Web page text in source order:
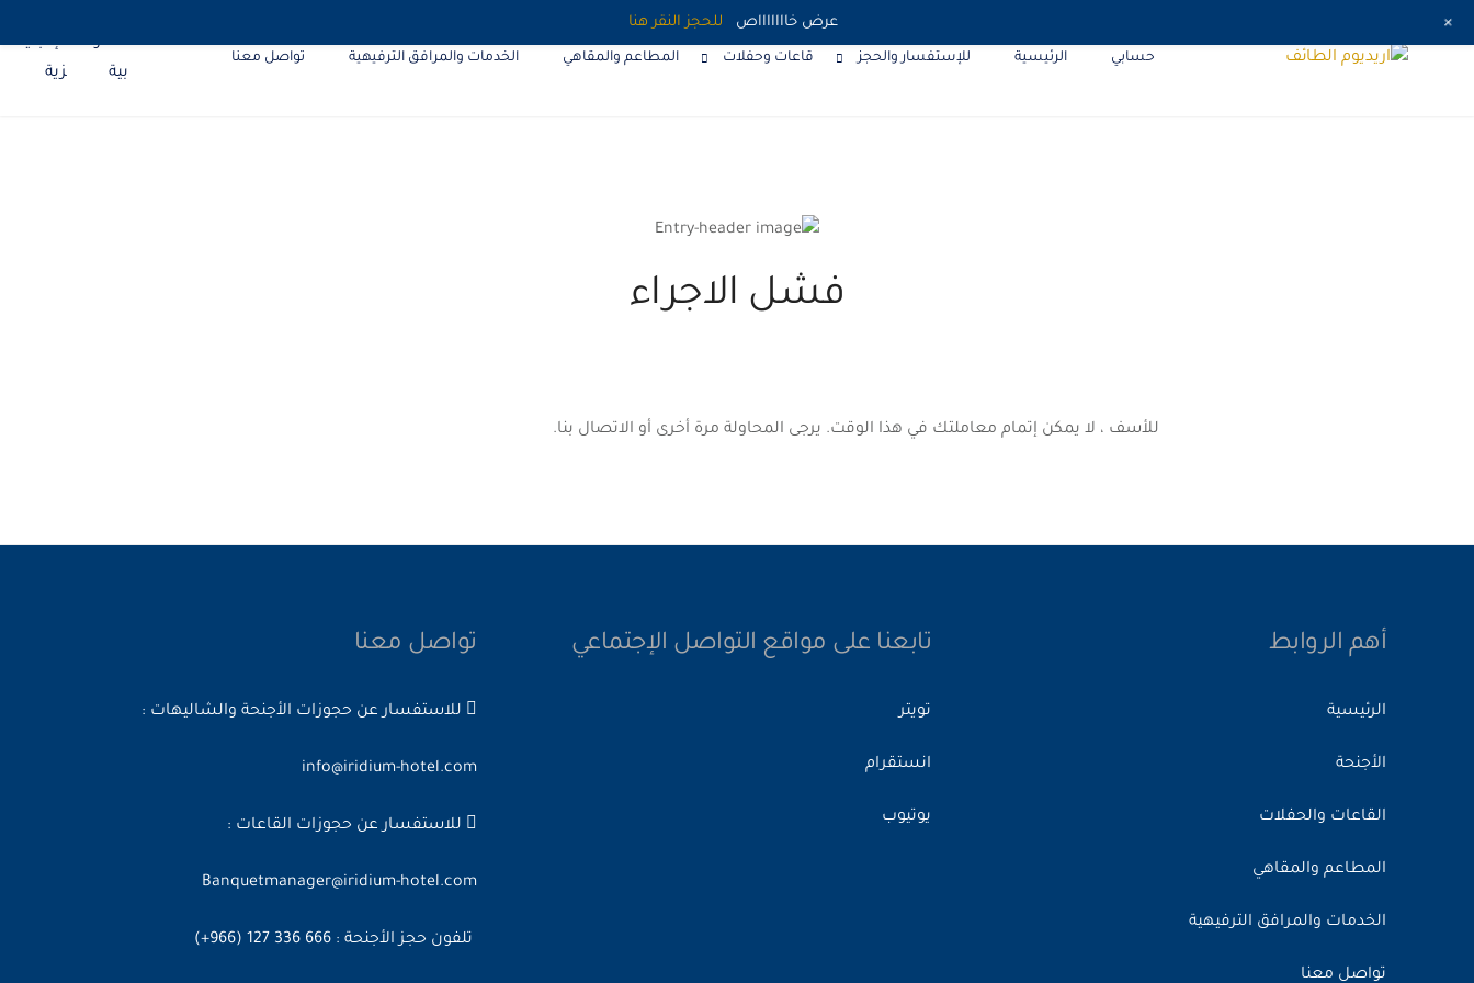
to
حسابي الرئيسية للإستفسار والحجز قاعات وحفلات المطاعم والمقاهي الخدمات والمرافق الترفيهية تواصل معنا
فشل الاجراء
للأسف ، لا يمكن إتمام معاملتك في هذا الوقت. يرجى المحاولة مرة أخرى أو الاتصال بنا.
أهم الروابط
الرئيسية
الأجنحة
القاعات والحفلات
المطاعم والمقاهي
الخدمات والمرافق الترفيهية
تواصل معنا
تابعنا على مواقع التواصل الإجتماعي
تويتر
انستقرام
يوتيوب
تواصل معنا
للاستفسار عن حجوزات الأجنحة والشاليهات :
info@iridium-hotel.com
للاستفسار عن حجوزات القاعات :
Banquetmanager@iridium-hotel.com
تلفون حجز الأجنحة : 666 336 127 (966+)
عرض خاااااااص للحجز النقر هنا +